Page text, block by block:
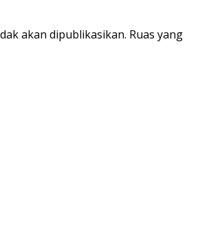
akan dipublikasikan. Ruas yang